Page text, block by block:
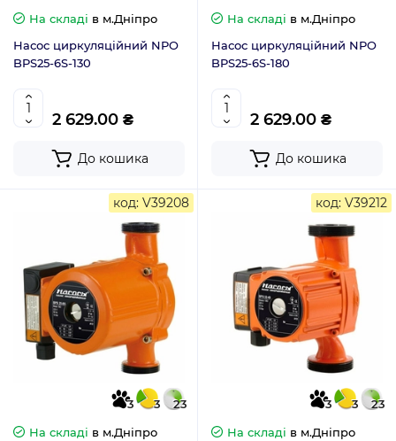
На складі в м.Дніпро
Насос циркуляційний NPO
BPS25-6S-130
2 629.00 ₴
До кошика
На складі в м.Дніпро
Насос циркуляційний NPO
BPS25-6S-180
2 629.00 ₴
До кошика
код: V39208
3 3
23
На складі в м.Дніпро
код: V39212
3 3
23
На складі в м.Дніпро